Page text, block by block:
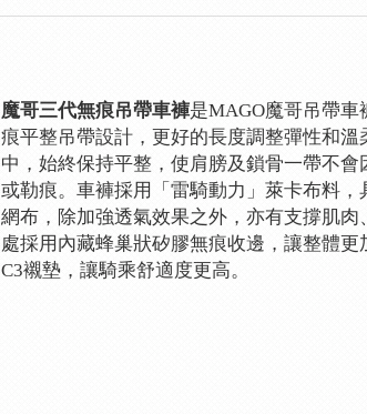
魔哥三代無痕吊帶車褲是MAGO魔哥吊帶車
痕平整吊帶設計，更好的長度調整彈性和溫
中，始終保持平整，使肩膀及鎖骨一帶不
或勒痕。車褲採用「雷騎動力」萊卡布料
網布，除加強透氣效果之外，亦有支撐肌肉
處採用內藏蜂巢狀矽膠無痕收邊，讓整體
C3襯墊，讓騎乘舒適度更高。